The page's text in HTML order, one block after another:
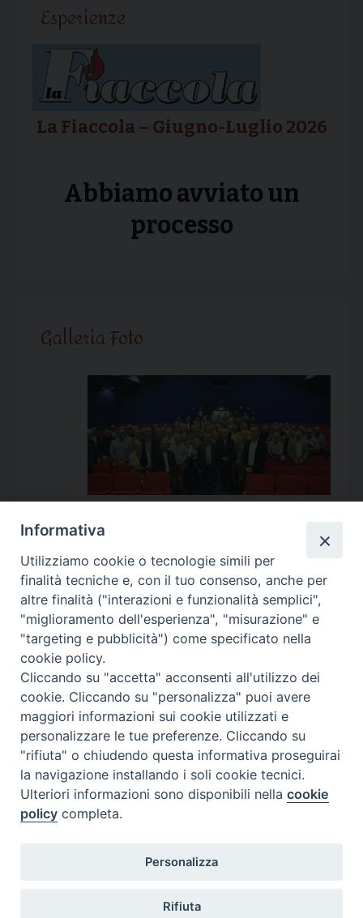
Esperienze
La Fiaccola – Giugno-Luglio 2026
Abbiamo avviato un
processo
Galleria Foto
Calendario Appuntamenti
<< Ago 2026 >>
l m m g v s
d
27
28
3
4 5 6 7 8
9
10
11 12 13 14 15
17
18 19 21
24 25 26 27 28 29 30
31 1
Informativa
Utilizziamo cookie o tecnologie simili per
finalità tecniche e, con il tuo consenso, anche per
altre finalità ("interazioni e funzionalità semplici",
"miglioramento dell'esperienza", "misurazione" e
"targeting e pubblicità") come specificato nella
cookie policy.
Cliccando su "accetta" acconsenti all'utilizzo dei
cookie. Cliccando su "personalizza" puoi avere
maggiori informazioni sui cookie utilizzati e
personalizzare le tue preferenze. Cliccando su
"rifiuta" o chiudendo questa informativa proseguirai
la navigazione installando i soli cookie tecnici.
Ulteriori informazioni sono disponibili nellacookie
policy completa.
Personalizza
Rifiuta